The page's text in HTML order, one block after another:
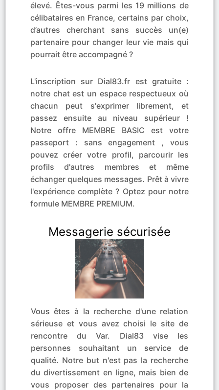
élevé. Êtes-vous parmi les 19 millions de
célibataires en France, certains par choix,
d’autres cherchant sans succès un(e)
partenaire pour changer leur vie mais qui
pourrait être accompagné ?
L'inscription sur Dial83.fr est gratuite :
notre chat est un espace respectueux où
chacun peut s'exprimer librement, et
passez ensuite au niveau supérieur !
Notre offre MEMBRE BASIC est votre
passeport : sans engagement , vous
pouvez créer votre profil, parcourir les
profils d'autres membres et même
échanger quelques messages. Prêt à vivre
l'expérience complète ? Optez pour notre
formule MEMBRE PREMIUM.
Messagerie sécurisée
Vous êtes à la recherche d'une relation
sérieuse et vous avez choisi le site de
rencontre du Var. Dial83 vise les
personnes souhaitant un service de
qualité. Notre but n'est pas la recherche
du divertissement en ligne, mais bien de
vous proposer des partenaires pour la